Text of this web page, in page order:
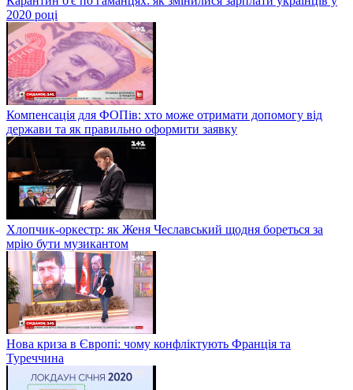
2020 році
Компенсація для ФОПів: хто може отримати допомогу від
держави та як правильно оформити заявку
Хлопчик-оркестр: як Женя Чеславський щодня бореться за
мрію бути музикантом
Нова криза в Європі: чому конфліктують Франція та
Туреччина